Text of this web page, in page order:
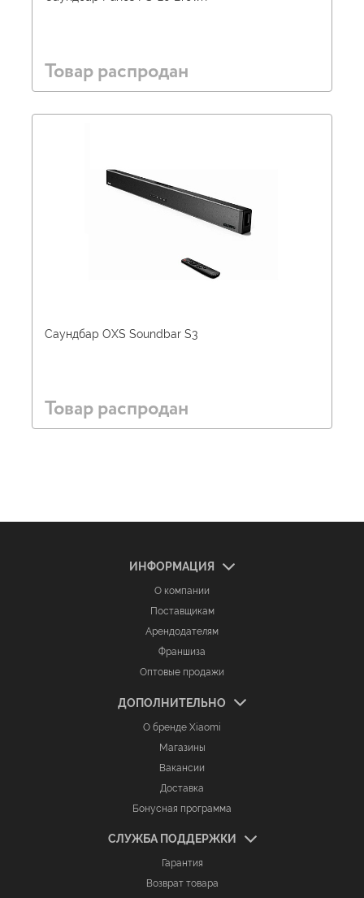
Товар распродан
Саундбар OXS Soundbar S3
Товар распродан
ИНФОРМАЦИЯ
О компании
Поставщикам
Арендодателям
Франшиза
Оптовые продажи
ДОПОЛНИТЕЛЬНО
О бренде Xiaomi
Магазины
Вакансии
Доставка
Бонусная программа
СЛУЖБА ПОДДЕРЖКИ
Гарантия
Возврат товара